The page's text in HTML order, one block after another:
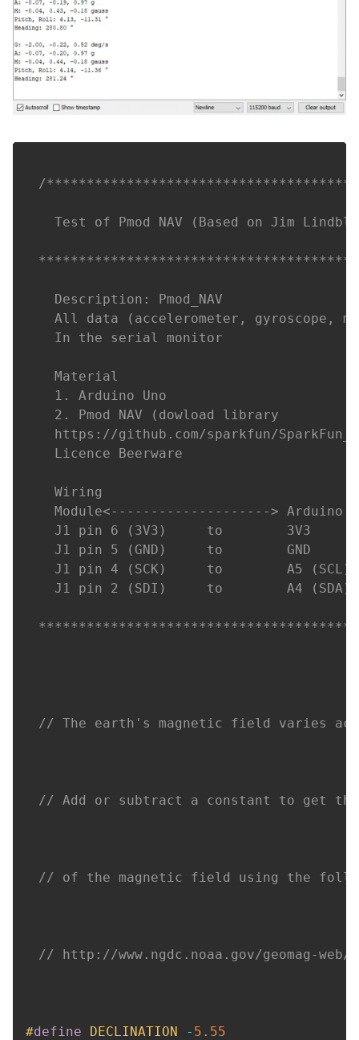
/
Test of Pmod NAV (Based on Jim
  Description: Pmod_NAV
All data (accelerometer, gyroscope,
  In the serial monitor
  Material
  1. Arduino Uno
  2. Pmod NAV (dowload library
https://github.com/sparkfun/
  Licence Beerware
  Wiring
  Module<--------------------> Arduino
  J1 pin 6 (3V3)     to        3V3
  J1 pin 5 (GND)     to        GND
  J1 pin 4 (SCK)     to        A5 (SCL)
  J1 pin 2 (SDI)     to        A4 (SDA)
// The earth's magnetic field varies
// Add or subtract a constant to get
// of the magnetic field using the
// http://www.ngdc.noaa.gov/geomag-
#define DECLINATION - 5.55